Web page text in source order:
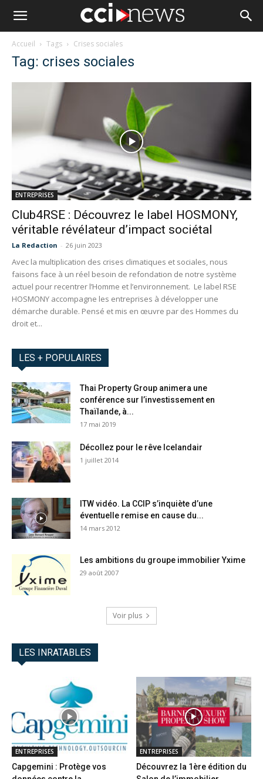
Accueil Tags Crises sociales
Tag: crises sociales
ENTREPRISES
Club4RSE : Découvrez le label HOSMONY,
véritable révélateur d’impact sociétal
La Redaction - 26 juin 2023
Avec la multiplication des crises climatiques et sociales, nous
faisons face à un réel besoin de refondation de notre système
actuel pour recentrer l’Homme et l’environnement. Le label RSE
HOSMONY accompagne les entreprises à développer une
démarche durable. Pensé et mis en œuvre par des Hommes du
droit et...
LES + POPULAIRES
Thai Property Group animera une
conférence sur l’investissement en
Thaïlande, à...
17 mai 2019
Décollez pour le rêve Icelandair
1 juillet 2014
ITW vidéo. La CCIP s’inquiète d’une
éventuelle remise en cause du...
14 mars 2012
Les ambitions du groupe immobilier Yxime
29 août 2007
Voir plus
LES INRATABLES
ENTREPRISES
Capgemini : Protège vos
ENTREPRISES
Découvrez la 1ère édition du